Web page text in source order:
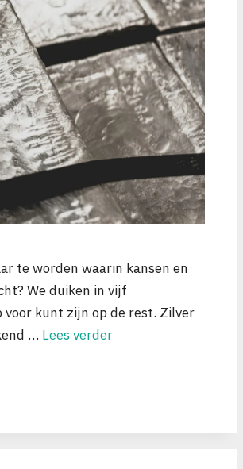
te worden waarin kansen en
We duiken in vijf
kunt zijn op de rest. Zilver
… Lees verder